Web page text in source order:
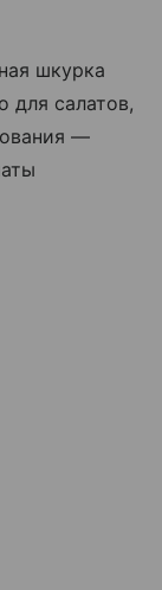
шкурка
для салатов,
—